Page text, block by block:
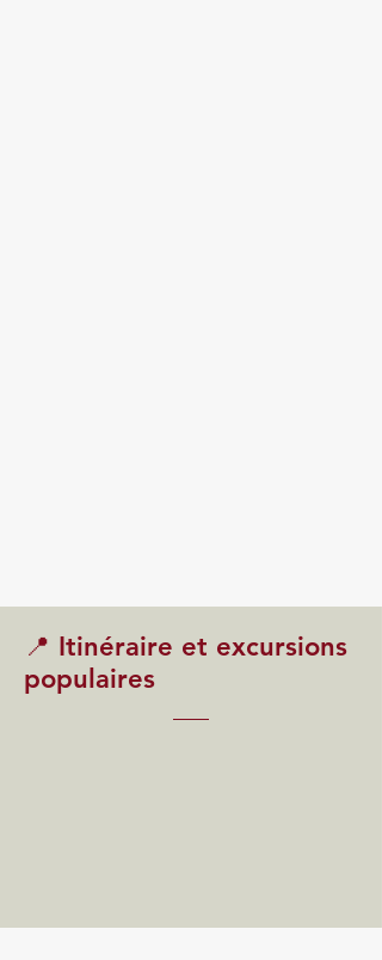
📍 Itinéraire et excursions
populaires